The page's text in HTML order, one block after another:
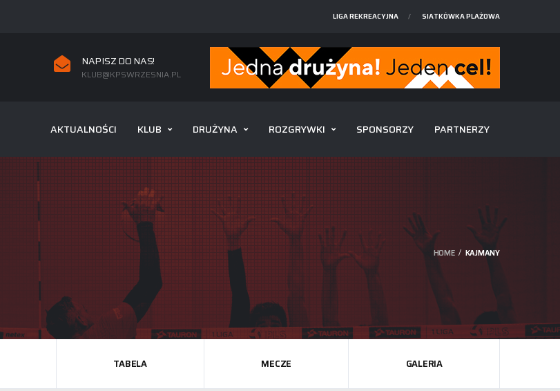
LIGA REKREACYJNA SIATKÓWKA PLAŻOWA
NAPISZ DO NAS!
KLUB@KPSWRZESNIA.PL
AKTUALNOŚCI KLUB DRUŻYNA ROZGRYWKI SPONSORZY PARTNERZY
HOME KAJMANY
TABELA MECZE GALERIA